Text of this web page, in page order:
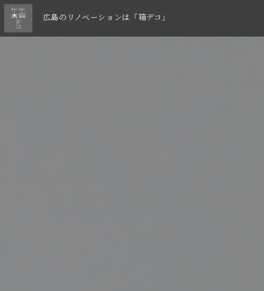
広島のリノベーションは「箱デコ」